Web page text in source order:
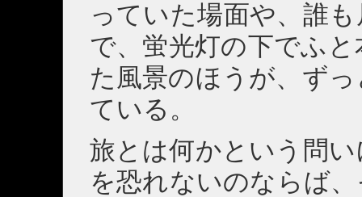
っていた場面や、誰
で、蛍光灯の下でふ
た風景のほうが、ず
ている。
旅とは何かという問
を恐れないのならば